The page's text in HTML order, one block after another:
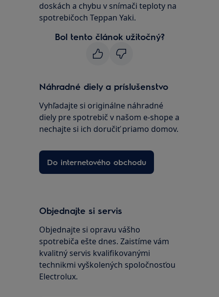
doskách a chybu v snímači teploty na
spotrebičoch Teppan Yaki.
Bol tento článok užitočný?
Náhradné diely a príslušenstvo
Vyhľadajte si originálne náhradné
diely pre spotrebič v našom e-shope a
nechajte si ich doručiť priamo domov.
Do internetového obchodu
Objednajte si servis
Objednajte si opravu vášho
spotrebiča ešte dnes. Zaistíme vám
kvalitný servis kvalifikovanými
technikmi vyškolených spoločnosťou
Electrolux.